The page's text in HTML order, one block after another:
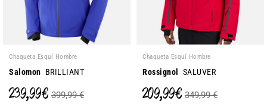
Chaqueta Esquí Hombre
Salomon BRILLIANT
239,99 € 399,99 €
Chaqueta Esquí Hombre
Rossignol SALUVER
209,99 € 349,99 €